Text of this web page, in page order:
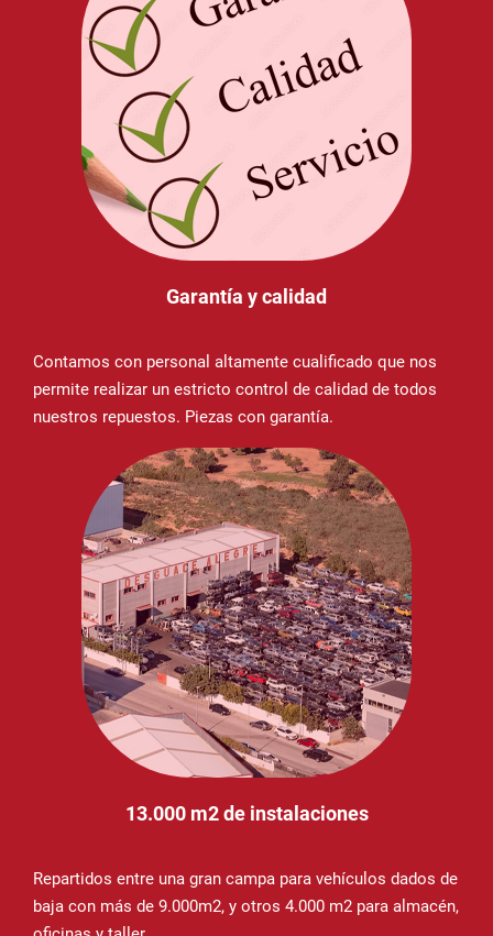
Garantía y calidad
Contamos con personal altamente cualificado que nos
permite realizar un estricto control de calidad de todos
nuestros repuestos. Piezas con garantía.
13.000 m2 de instalaciones
Repartidos entre una gran campa para vehículos dados de
baja con más de 9.000m2, y otros 4.000 m2 para almacén,